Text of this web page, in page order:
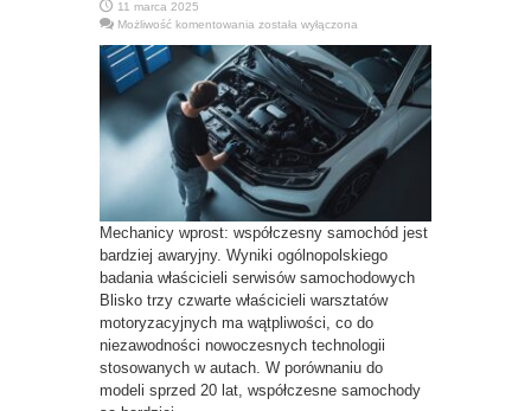
11 marca 2025
Możliwość komentowania CZY
SAMOCHÓD
JEST
BARDZIEJ
AWARYJNY?
została wyłączona
Mechanicy wprost: współczesny samochód jest
bardziej awaryjny. Wyniki ogólnopolskiego
badania właścicieli serwisów samochodowych
Blisko trzy czwarte właścicieli warsztatów
motoryzacyjnych ma wątpliwości, co do
niezawodności nowoczesnych technologii
stosowanych w autach. W porównaniu do
modeli sprzed 20 lat, współczesne samochody